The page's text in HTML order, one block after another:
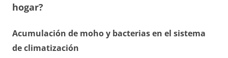
hogar?
Acumulación de moho y bacterias en el sistema
de climatización